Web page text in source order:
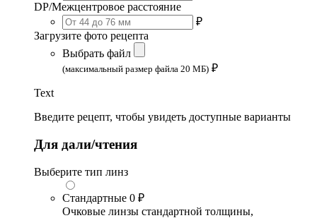
DP/Межцентровое расстояние
₽
Загрузите фото рецепта
Выбрать файл
(максимальный размер файла 20 МБ) ₽
Text
Введите рецепт, чтобы увидеть доступные варианты
Для дали/чтения
Выберите тип линз
Стандартные 0 ₽
Очковые линзы стандартной толщины,